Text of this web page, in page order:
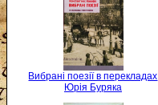
Вибрані поезії в перекладах
Юрія Буряка